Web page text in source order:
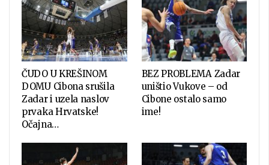
ČUDO U KREŠINOM
DOMU Cibona srušila
Zadar i uzela naslov
prvaka Hrvatske!
Očajna…
BEZ PROBLEMA Zadar
uništio Vukove – od
Cibone ostalo samo
ime!